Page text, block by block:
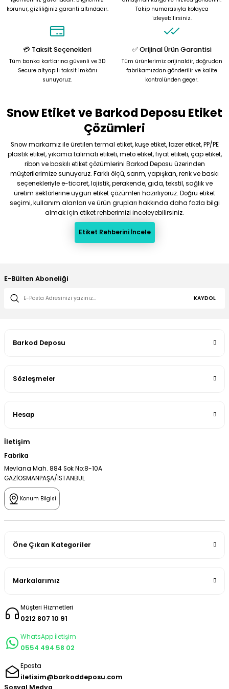
Ürün bilgilerinde hatalar bulunuyor.
Ürün fiyatı diğer sitelerden daha pahalı.
Gönder
korunur, gizliliğiniz garanti altındadır.
Takip numarasıyla kolayca
izleyebilirsiniz.
💳 Taksit Seçenekleri
Tüm banka kartlarına güvenli ve 3D
Secure altyapılı taksit imkânı
sunuyoruz.
✅ Orijinal Ürün Garantisi
Tüm ürünlerimiz orijinaldir, doğrudan
fabrikamızdan gönderilir ve kalite
kontrolünden geçer.
Snow Etiket ve Barkod Deposu Etiket
Çözümleri
Snow markamız ile üretilen termal etiket, kuşe etiket, lazer etiket, PP/PE
plastik etiket, yıkama talimatı etiketi, meto etiket, fiyat etiketi, çap etiket,
ribon ve baskılı etiket çözümlerini Barkod Deposu üzerinden
müşterilerimize sunuyoruz. Farklı ölçü, sarım, yapışkan, renk ve baskı
seçenekleriyle e-ticaret, lojistik, perakende, gıda, tekstil, sağlık ve
üretim sektörlerine uygun etiket çözümleri hazırlıyoruz. Doğru etiket
seçimi, kullanım alanları ve ürün grupları hakkında daha fazla bilgi
almak için etiket rehberimizi inceleyebilirsiniz.
Etiket Rehberini İncele
E-Bülten Aboneliği
KAYDOL
Barkod Deposu
Sözleşmeler
Hesap
İletişim
Fabrika
Mevlana Mah. 884 Sok No:8-10A
GAZİOSMANPAŞA/İSTANBUL
Konum Bilgisi
Öne Çıkan Kategoriler
Markalarımız
Müşteri Hizmetleri
0212 807 10 91
WhatsApp İletişim
0554 494 58 02
Eposta
iletisim@barkoddeposu.com
Sosyal Medya